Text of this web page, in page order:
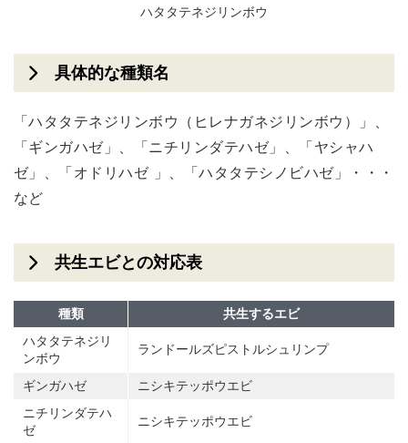
ハタタテネジリンボウ
具体的な種類名
「ハタタテネジリンボウ（ヒレナガネジリンボウ）」、
「ギンガハゼ」、「ニチリンダテハゼ」、「ヤシャハ
ゼ」、「オドリハゼ 」、「ハタタテシノビハゼ」・・・
など
共生エビとの対応表
種類
共生するエビ
ハタタテネジリ
ンボウ
ランドールズピストルシュリンプ
ギンガハゼ
ニシキテッポウエビ
ニチリンダテハ
ゼ
ニシキテッポウエビ